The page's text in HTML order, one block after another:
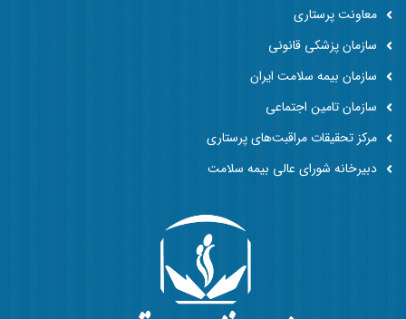
معاونت پرستاری
سازمان پزشکی قانونی
سازمان بیمه سلامت ایران
سازمان تامین اجتماعی
مرکز تحقیقات مراقبت‌های پرستاری
دبیرخانه شورای عالی بیمه سلامت